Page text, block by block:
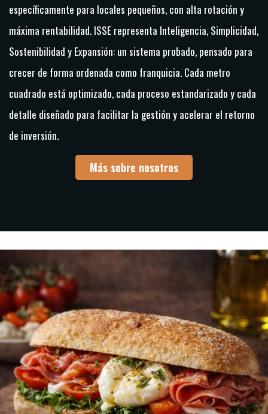
específicamente para locales pequeños, con alta rotación y
máxima rentabilidad. ISSE representa Inteligencia, Simplicidad,
Sostenibilidad y Expansión: un sistema probado, pensado para
crecer de forma ordenada como franquicia. Cada metro
cuadrado está optimizado, cada proceso estandarizado y cada
detalle diseñado para facilitar la gestión y acelerar el retorno
de inversión.
Más sobre nosotros